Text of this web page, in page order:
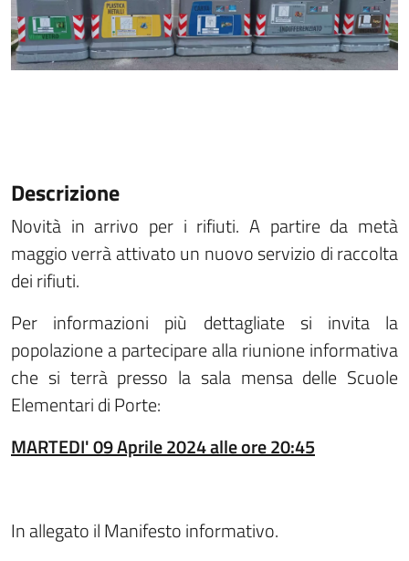
Descrizione
Novità in arrivo per i rifiuti. A partire da metà
maggio verrà attivato un nuovo servizio di raccolta
dei rifiuti.
Per informazioni più dettagliate si invita la
popolazione a partecipare alla riunione informativa
che si terrà presso la sala mensa delle Scuole
Elementari di Porte:
MARTEDI' 09 Aprile 2024 alle ore 20:45
In allegato il Manifesto informativo.